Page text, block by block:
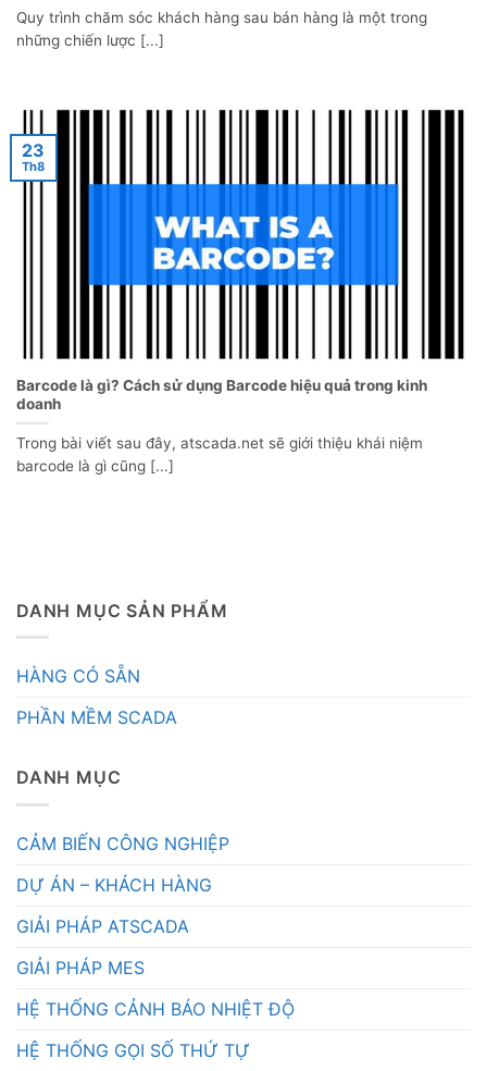
Quy trình chăm sóc khách hàng sau bán hàng là một trong
những chiến lược [...]
Barcode là gì? Cách sử dụng Barcode hiệu quả trong kinh
doanh
Trong bài viết sau đây, atscada.net sẽ giới thiệu khái niệm
barcode là gì cũng [...]
23
Th8
DANH MỤC SẢN PHẨM
HÀNG CÓ SẴN
PHẦN MỀM SCADA
DANH MỤC
CẢM BIẾN CÔNG NGHIỆP
DỰ ÁN – KHÁCH HÀNG
GIẢI PHÁP ATSCADA
GIẢI PHÁP MES
HỆ THỐNG CẢNH BÁO NHIỆT ĐỘ
HỆ THỐNG GỌI SỐ THỨ TỰ